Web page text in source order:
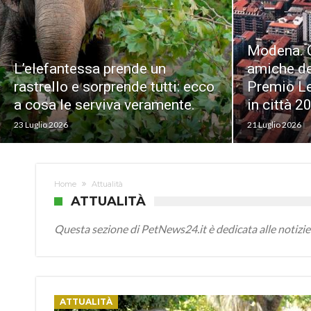
L’elefantessa prende un
rastrello e sorprende tutti: ecco
a cosa le serviva veramente.
23 Luglio 2026
Modena.
amiche
Premio
in città
21 Luglio 2026
Dipendenti dai rifiuti: perché il
junk food delle discariche sta
minacciando le cicogne
europee.
17 Luglio 2026
Nuovo
chiave.
16 Luglio 2026
Home Attualità
ATTUALITÀ
Questa sezione di PetNews24.it è dedicata alle
ATTUALITÀ